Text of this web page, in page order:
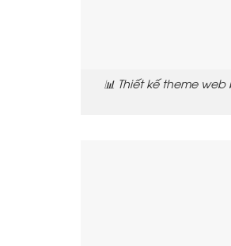
📊 Thiết kế theme